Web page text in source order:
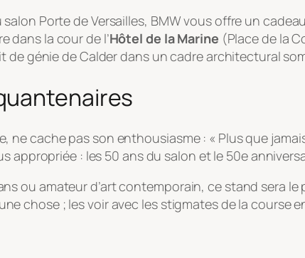
Porte de Versailles, BMW vous offre un
dans la cour de l’Hôtel de la Marine (Place de la
de génie de Calder dans un cadre architectural
ne cache pas son enthousiasme : « Plus que
appropriée : les 50 ans du salon et le 50e
ou amateur d’art contemporain, ce stand sera
chose ; les voir avec les stigmates de la course